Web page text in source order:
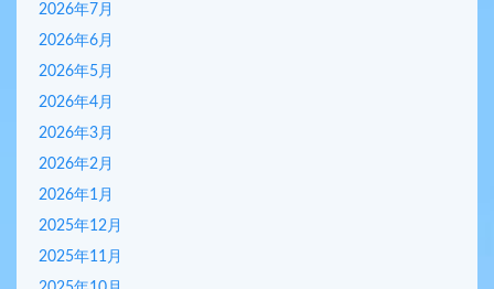
2026年7月
2026年6月
2026年5月
2026年4月
2026年3月
2026年2月
2026年1月
2025年12月
2025年11月